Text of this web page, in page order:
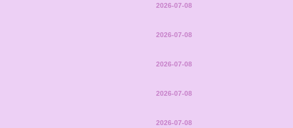
2026-07-08
2026-07-08
2026-07-08
2026-07-08
2026-07-08